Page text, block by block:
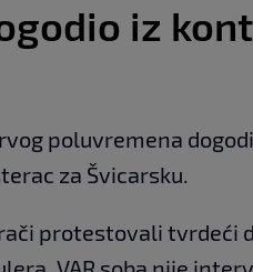
iz
poluvremena
za Švicarsku.
protestovali tvrdeći